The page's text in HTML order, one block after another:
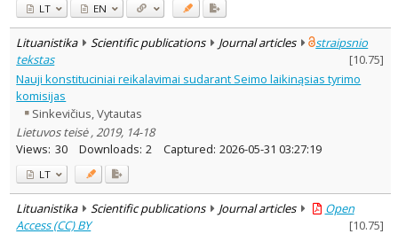
LT EN
Lituanistika Scientific publications Journal articles
straipsnio
tekstas
[10.75]
Nauji konstituciniai reikalavimai sudarant Seimo laikinąsias tyrimo
komisijas
Sinkevičius, Vytautas
Lietuvos teisė , 2019, 14-18
Views: 30 Downloads: 2 Captured: 2026-05-31 03:27:19
LT
Lituanistika Scientific publications Journal articles
Open
Access (CC) BY
[10.75]